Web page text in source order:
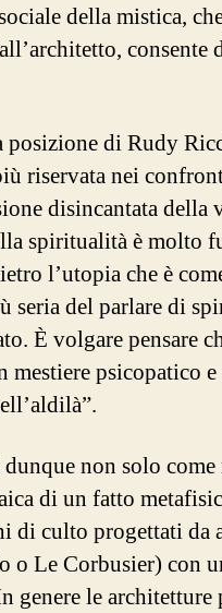
della mistica,
posizione di Rudy
riservata nei
disincantata della
spiritualità è molto
l’utopia che è
seria del parlare di
È volgare pensare
mestiere psicopatico
non solo come
di un fatto
di culto progettati da
o Le Corbusier) con
genere le architetture